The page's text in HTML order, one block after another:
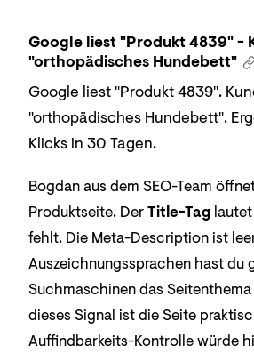
Google liest "Produkt 4839" -
"orthopädisches Hundebett"
Google liest "Produkt 4839".
"orthopädisches Hundebett".
Klicks in 30 Tagen.
Bogdan aus dem SEO-Team
Produktseite. DerTitle-Tag
fehlt. Die Meta-Description ist
Auszeichnungssprachen hast du
Suchmaschinen das
dieses Signal ist die Seite
Auffindbarkeits-Kontrolle würde